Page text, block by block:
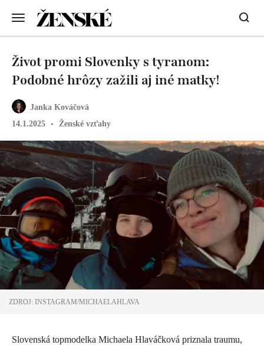
Janka Kováčová
14.1.2025
Ženské vzťahy
Život promi Slovenky s tyranom:
Podobné hrôzy zažili aj iné matky!
ZDROJ: INSTAGRAM/MICHAELAHLAVA
Slovenská topmodelka Michaela Hlaváčková priznala traumu,